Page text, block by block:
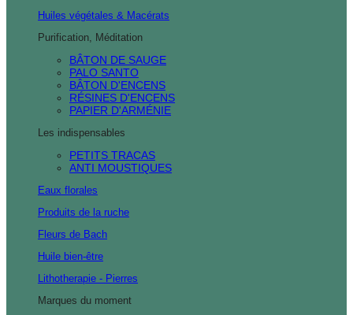
Huiles végétales & Macérats
Purification, Méditation
BÂTON DE SAUGE
PALO SANTO
BÂTON D'ENCENS
RÉSINES D'ENCENS
PAPIER D'ARMÉNIE
Les indispensables
PETITS TRACAS
ANTI MOUSTIQUES
Eaux florales
Produits de la ruche
Fleurs de Bach
Huile bien-être
Lithotherapie - Pierres
Marques du moment